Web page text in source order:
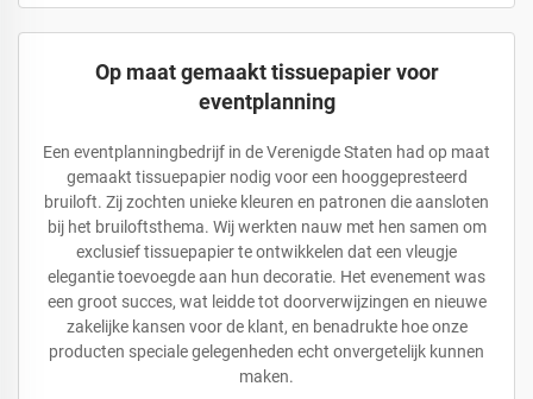
Op maat gemaakt tissuepapier voor
eventplanning
Een eventplanningbedrijf in de Verenigde Staten had op maat
gemaakt tissuepapier nodig voor een hooggepresteerd
bruiloft. Zij zochten unieke kleuren en patronen die aansloten
bij het bruiloftsthema. Wij werkten nauw met hen samen om
exclusief tissuepapier te ontwikkelen dat een vleugje
elegantie toevoegde aan hun decoratie. Het evenement was
een groot succes, wat leidde tot doorverwijzingen en nieuwe
zakelijke kansen voor de klant, en benadrukte hoe onze
producten speciale gelegenheden echt onvergetelijk kunnen
maken.